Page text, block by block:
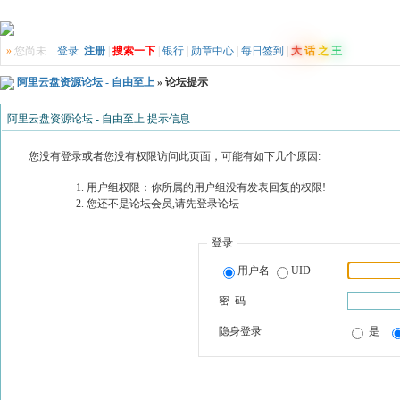
» 您尚未 登录 注册 搜索一下 银行 勋章中心 每日签到 大 话 之 王
阿里云盘资源论坛 - 自由至上 » 论坛提示
阿里云盘资源论坛 - 自由至上 提示信息
您没有登录或者您没有权限访问此页面，可能有如下几个原因:
用户组权限：你所属的用户组没有发表回复的权限!
您还不是论坛会员,请先登录论坛
登录
用户名 UID
密 码
隐身登录 是